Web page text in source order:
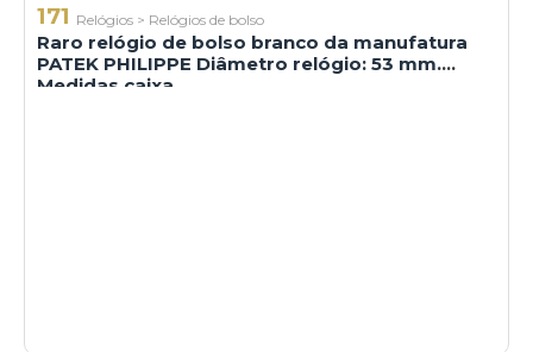
171 Relógios > Relógios de bolso
Raro relógio de bolso branco da manufatura
PATEK PHILIPPE Diâmetro relógio: 53 mm.
Medidas caixa